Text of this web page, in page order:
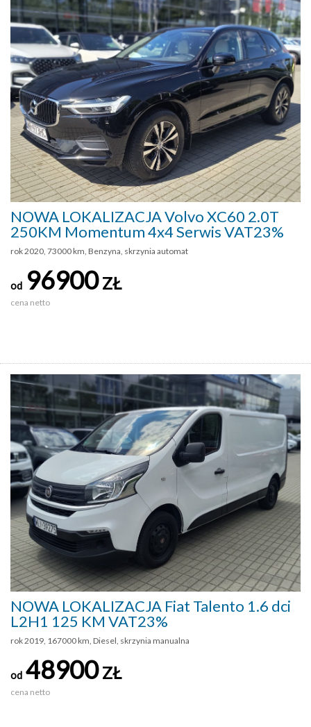
NOWA LOKALIZACJA Volvo XC60 2.0T
250KM Momentum 4x4 Serwis VAT23%
rok 2020, 73000 km, Benzyna, skrzynia automat
od 96900ZŁ
cena netto
NOWA LOKALIZACJA Fiat Talento 1.6 dci
L2H1 125 KM VAT23%
rok 2019, 167000 km, Diesel, skrzynia manualna
od 48900ZŁ
cena netto